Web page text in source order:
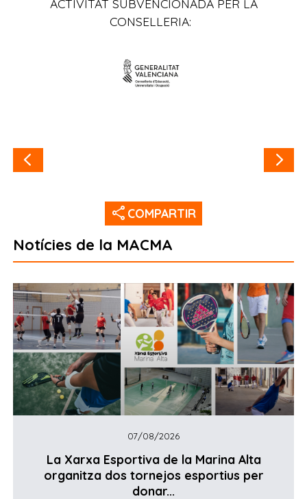
ACTIVITAT SUBVENCIONADA PER LA
CONSELLERIA:
share COMPARTIR
Notícies de la MACMA
07/08/2026
La Xarxa Esportiva de la Marina Alta
organitza dos tornejos esportius per
donar...